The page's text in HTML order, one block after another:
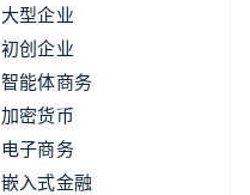
大型企业
初创企业
智能体商务
加密货币
电子商务
嵌入式金融